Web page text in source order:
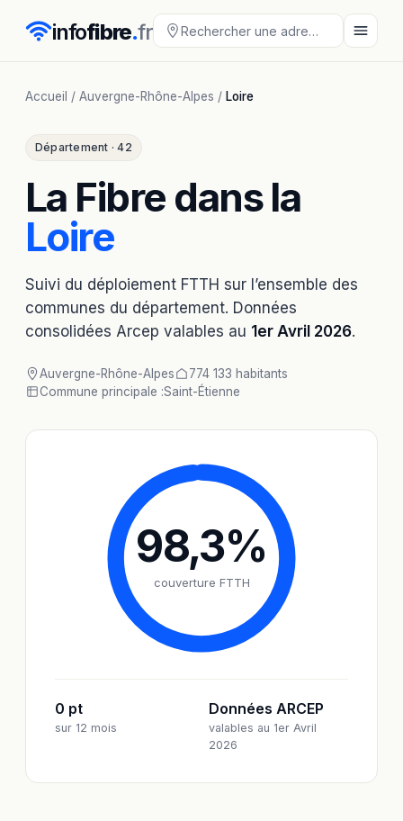
infofibre.fr
Accueil / Auvergne-Rhône-Alpes / Loire
Département · 42
La Fibre dans la
Loire
Suivi du déploiement FTTH sur l’ensemble des
communes du département. Données
consolidées Arcep valables au 1er Avril 2026.
Auvergne-Rhône-Alpes
774 133 habitants
Commune principale :Saint-Étienne
98,3%
couverture FTTH
0 pt
sur 12 mois
Données ARCEP
valables au 1er Avril
2026